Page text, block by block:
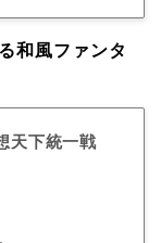
和風ファンタ
天下統一戦